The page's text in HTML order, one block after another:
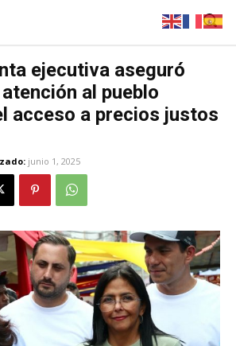
ejecutiva aseguró
al pueblo
acceso a precios justos
junio 1, 2025